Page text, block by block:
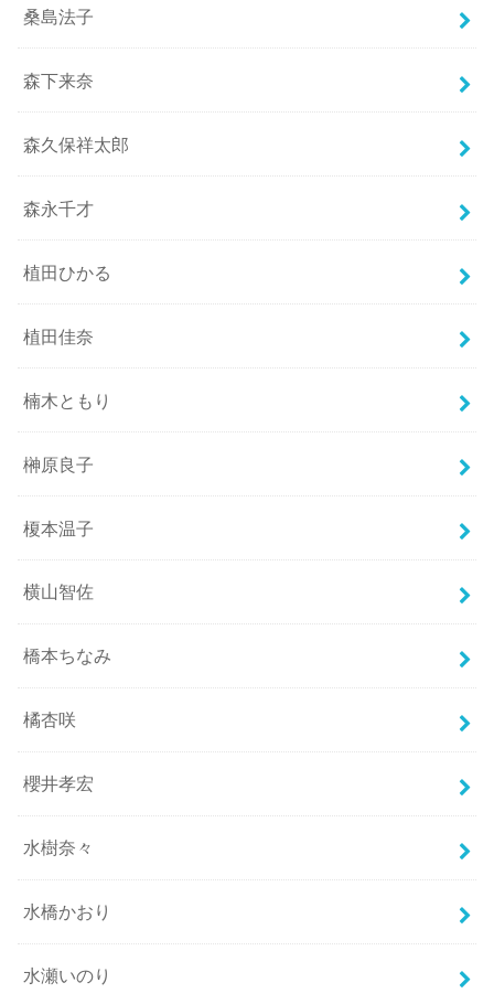
桑島法子
森下来奈
森久保祥太郎
森永千才
植田ひかる
植田佳奈
楠木ともり
榊原良子
榎本温子
横山智佐
橋本ちなみ
橘杏咲
櫻井孝宏
水樹奈々
水橋かおり
水瀬いのり